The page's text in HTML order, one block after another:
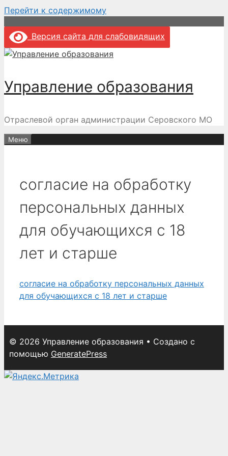
Перейти к содержимому
Версия сайта для слабовидящих
Управление образования
Отраслевой орган администрации Серовского МО
Меню
согласие на обработку
персональных данных
для обучающихся с 18
лет и старше
согласие на обработку персональных данных
для обучающихся с 18 лет и старше
© 2026 Управление образования • Создано с
помощью GeneratePress